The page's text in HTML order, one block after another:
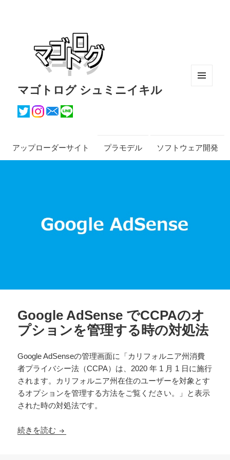
マゴトログ シュミニイキル
アップローダーサイト プラモデル ソフトウェア開発
Google AdSense でCCPAのオ
プションを管理する時の対処法
Google AdSenseの管理画面に「カリフォルニア州消費
者プライバシー法（CCPA）は、2020 年 1 月 1 日に施行
されます。カリフォルニア州在住のユーザーを対象とす
るオプションを管理する方法をご覧ください。」と表示
された時の対処法です。
続きを読む Google AdSense でCCPAのオプションを管理す